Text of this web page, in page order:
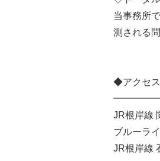
当事務所
測される
◆アクセス
JR根岸線
ブルーラ
JR根岸線